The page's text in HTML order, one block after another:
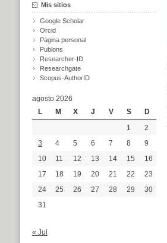
Mis sitios
Google Scholar
Orcid
Página personal
Publons
Researcher-ID
Researchgate
Scopus-AuthorID
agosto 2026
L
M X J V S
D
1
2
3
4 5 6 7 8
9
10
11 12 13 14 15
16
17
18 19 20 21 22
23
24
25 26 27 28 29
30
31
« Jul